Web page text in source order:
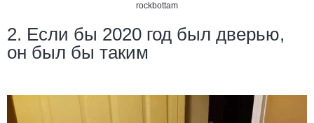
rockbottam
2. Если бы 2020 год был дверью,
он был бы таким